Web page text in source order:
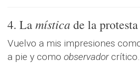
4. Lamísticade la
Vuelvo a mis impresiones
a pie y como observadorcrítico.